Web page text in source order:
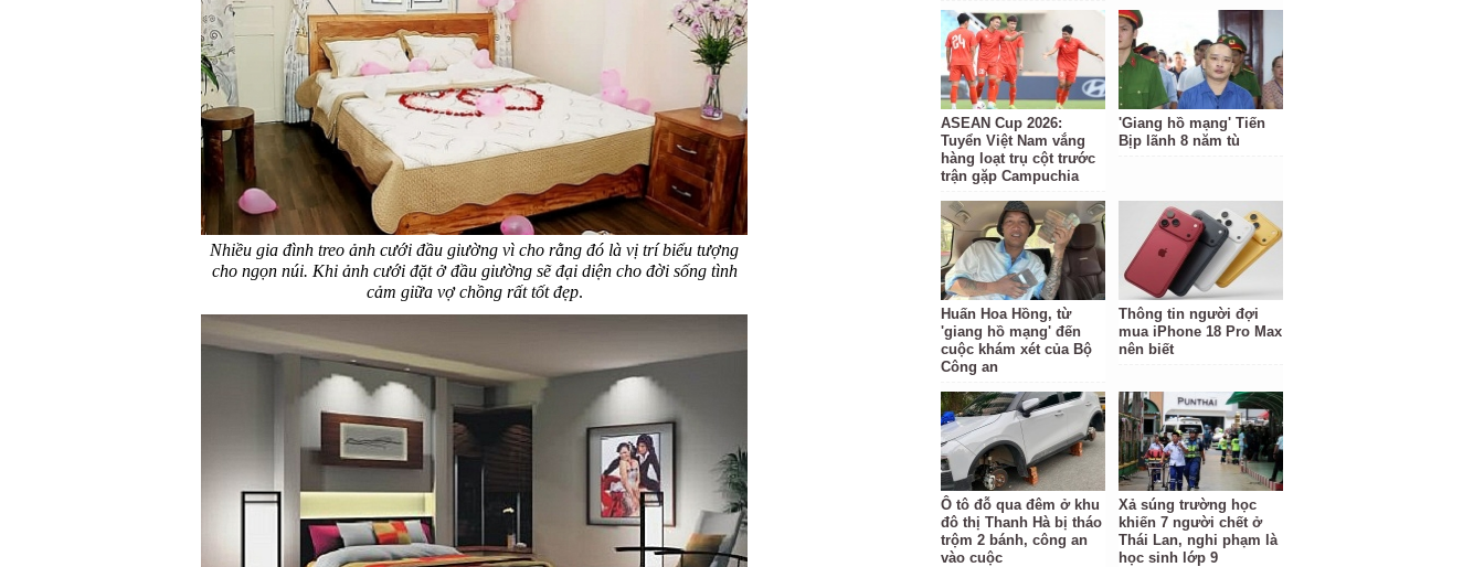
Nhiều gia đình treo ảnh cưới đầu giường vì cho rằng đó là vị trí biểu tượng
cho ngọn núi. Khi ảnh cưới đặt ở đầu giường sẽ đại diện cho đời sống tình
cảm giữa vợ chồng rất tốt đẹp.
ASEAN Cup 2026:
Tuyển Việt Nam vắng
hàng loạt trụ cột trước
trận gặp Campuchia
'Giang hồ mạng' Tiến
Bịp lãnh 8 năm tù
Huấn Hoa Hồng, từ
'giang hồ mạng' đến
cuộc khám xét của Bộ
Công an
Thông tin người đợi
mua iPhone 18 Pro Max
nên biết
Ô tô đỗ qua đêm ở khu
đô thị Thanh Hà bị tháo
trộm 2 bánh, công an
vào cuộc
Xả súng trường học
khiến 7 người chết ở
Thái Lan, nghi phạm là
học sinh lớp 9